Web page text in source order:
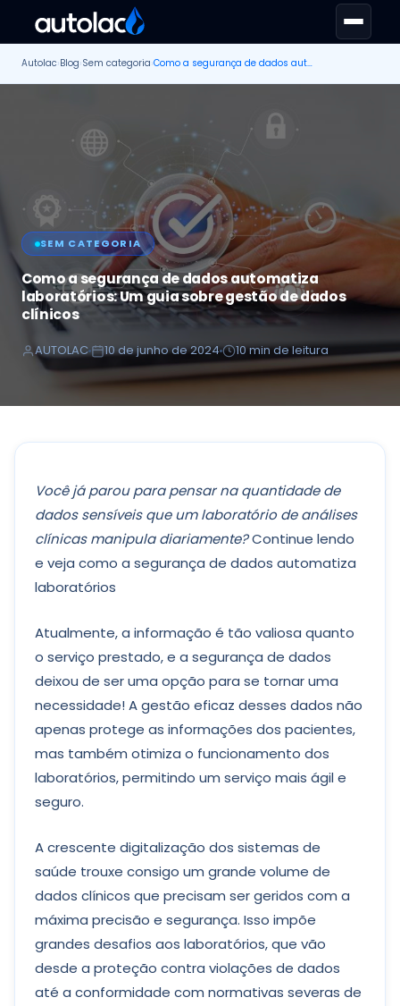
Autolac›Blog›Sem categoria› Como a segurança de dados automatiza laboratórios: Um guia sobre gestão de dados clínicos
SEM CATEGORIA
Como a segurança de dados automatiza
laboratórios: Um guia sobre gestão de dados
clínicos
AUTOLAC 10 de junho de 2024 10 min de leitura
Você já parou para pensar na quantidade de
dados sensíveis que um laboratório de análises
clínicas manipula diariamente?Continue lendo
e veja como a segurança de dados automatiza
laboratórios
Atualmente, a informação é tão valiosa quanto
o serviço prestado, e a segurança de dados
deixou de ser uma opção para se tornar uma
necessidade! A gestão eficaz desses dados não
apenas protege as informações dos pacientes,
mas também otimiza o funcionamento dos
laboratórios, permitindo um serviço mais ágil e
seguro.
A crescente digitalização dos sistemas de
saúde trouxe consigo um grande volume de
dados clínicos que precisam ser geridos com a
máxima precisão e segurança. Isso impõe
grandes desafios aos laboratórios, que vão
desde a proteção contra violações de dados
até a conformidade com normativas severas de